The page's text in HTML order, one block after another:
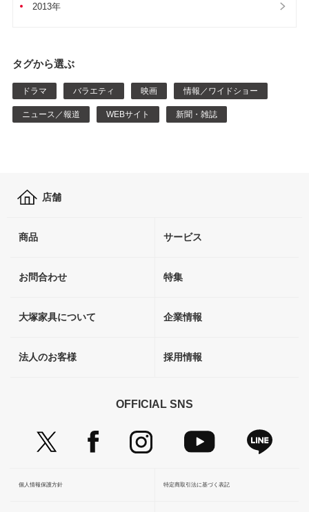
2013年
タグから選ぶ
ドラマ バラエティ 映画 情報／ワイドショー
ニュース／報道 WEBサイト 新聞・雑誌
店舗
商品 サービス
お問合わせ 特集
大塚家具について 企業情報
法人のお客様 採用情報
OFFICIAL SNS
個人情報保護方針 特定商取引法に基づく表記